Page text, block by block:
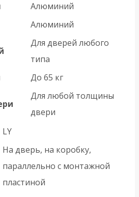
Алюминий
Алюминий
Для дверей любого
типа
До 65 кг
Для любой толщины
двери
LY
На дверь, на коробку,
параллельно с монтажной
пластиной